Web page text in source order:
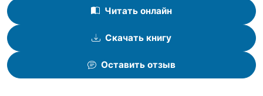
Читать онлайн
Скачать книгу
Оставить отзыв